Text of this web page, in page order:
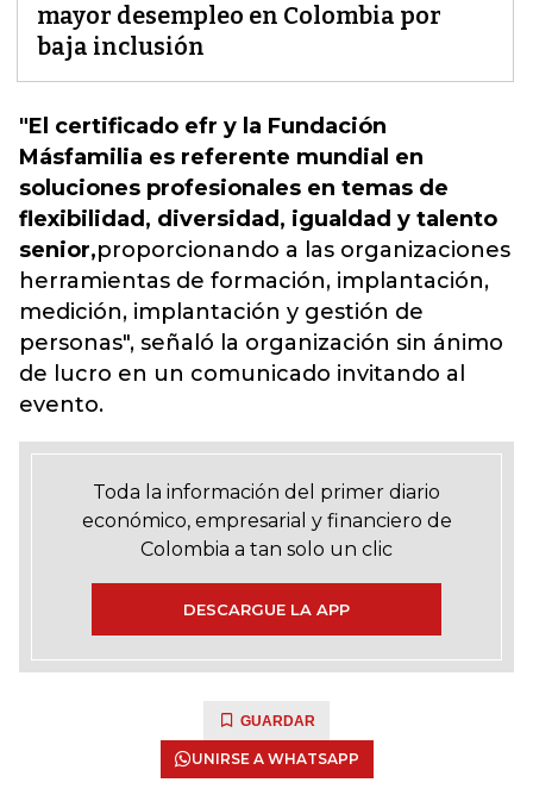
mayor desempleo en Colombia por
baja inclusión
"El certificado efr y la Fundación
Másfamilia es referente mundial en
soluciones profesionales en temas de
flexibilidad, diversidad, igualdad y talento
senior,proporcionando a las organizaciones
herramientas de formación, implantación,
medición, implantación y gestión de
personas", señaló la organización sin ánimo
de lucro en un comunicado invitando al
evento.
Toda la información del primer diario
económico, empresarial y financiero de
Colombia a tan solo un clic
DESCARGUE LA APP
GUARDAR
UNIRSE A WHATSAPP